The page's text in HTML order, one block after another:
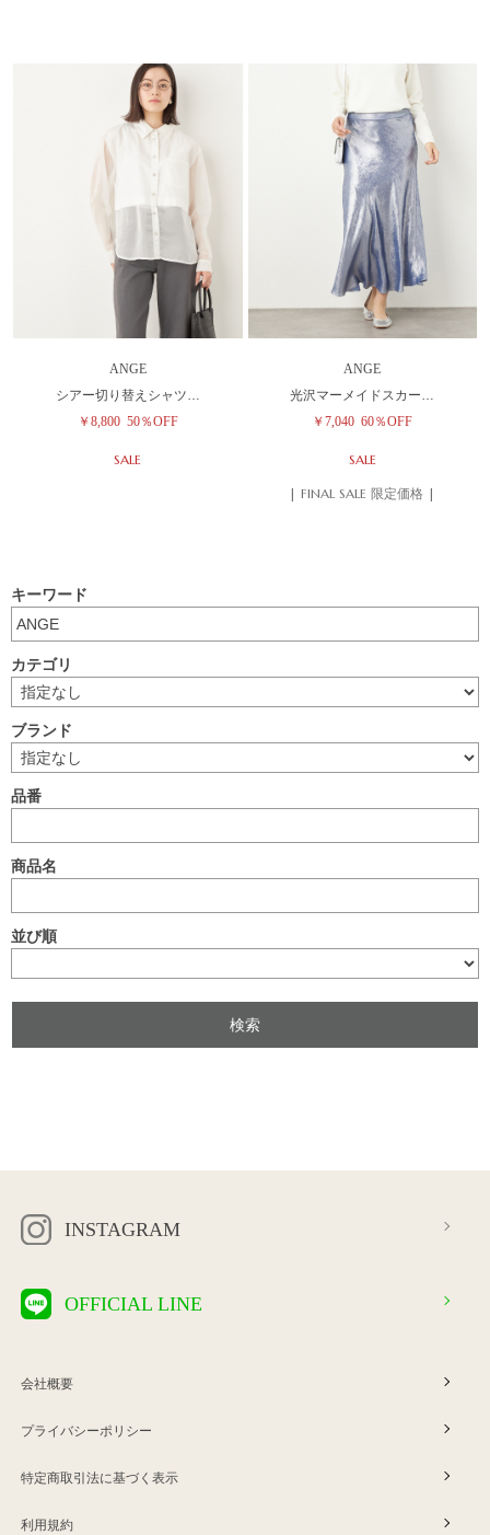
ANGE
シアー切り替えシャツ…
￥8,800 50％OFF
SALE
ANGE
光沢マーメイドスカー…
￥7,040 60％OFF
SALE
| FINAL SALE 限定価格 |
キーワード
カテゴリ
ブランド
品番
商品名
並び順
INSTAGRAM
OFFICIAL LINE
会社概要
プライバシーポリシー
特定商取引法に基づく表示
利用規約